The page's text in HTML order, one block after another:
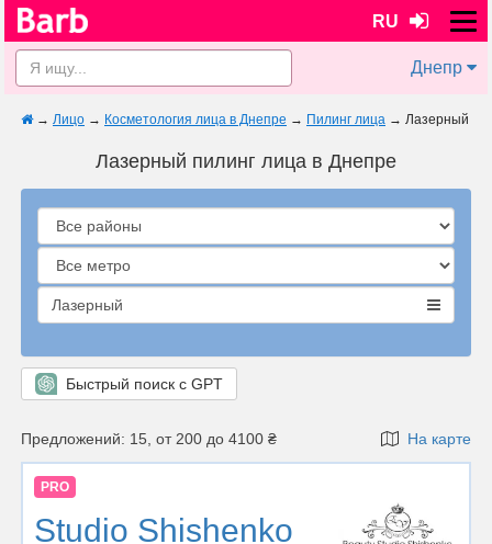
RU
Днепр
→ Лицо → Косметология лица в Днепре → Пилинг лица → Лазерный
Лазерный пилинг лица в Днепре
Лазерный
Быстрый поиск с GPT
Предложений: 15, от 200 до 4100 ₴ На карте
PRO
Studio Shishenko